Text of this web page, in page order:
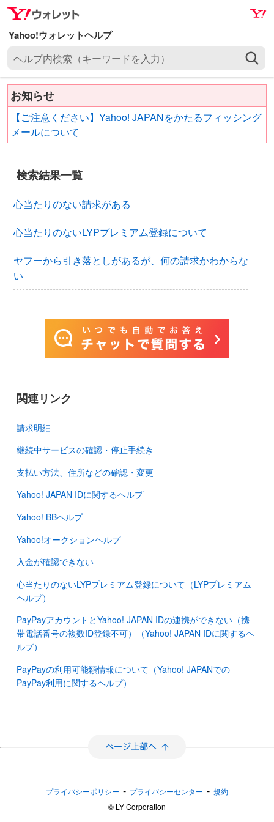
ナ
ビ
ゲ
ー
ョ
ン
ス
キ
プ
メ
イ
ン
コ
テ
ン
へ
ス
ッ
プ
プ
内
検
（
ー
ド
を
入
力
）
お知らせ
【ご注意ください】Yahoo! JAPANをかたるフィッシング
メールについて
検索結果一覧
心当たりのない請求がある
心当たりのないLYPプレミアム登録について
ヤフーから引き落としがあるが、何の請求かわからな
い
関連リンク
請求明細
継続中サービスの確認・停止手続き
支払い方法、住所などの確認・変更
Yahoo! JAPAN IDに関するヘルプ
Yahoo! BBヘルプ
Yahoo!オークションヘルプ
入金が確認できない
心当たりのないLYPプレミアム登録について（LYPプレミアム
ヘルプ）
PayPayアカウントとYahoo! JAPAN IDの連携ができない（携
帯電話番号の複数ID登録不可）（Yahoo! JAPAN IDに関するヘ
ルプ）
PayPayの利用可能額情報について（Yahoo! JAPANでの
PayPay利用に関するヘルプ）
プライバシーポリシー - プライバシーセンター - 規約
©︎ LY Corporation